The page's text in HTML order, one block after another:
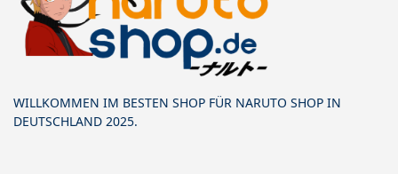
WILLKOMMEN IM BESTEN SHOP FÜR NARUTO SHOP IN
DEUTSCHLAND 2025.